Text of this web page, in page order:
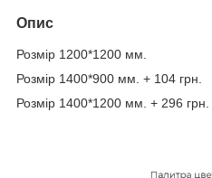
Опис
Розмір 1200*1200 мм.
Розмір 1400*900 мм. + 104 грн.
Розмір 1400*1200 мм. + 296 грн.